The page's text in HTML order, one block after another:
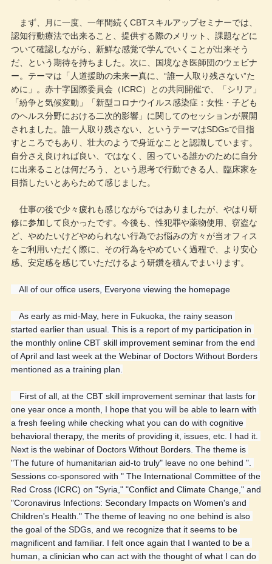
まず、月に一度、一年間続くCBTスキルアップセミナーでは、
認知行動療法で出来ること、提供する際のメリット、課題などに
ついて確認しながら、新鮮な感覚で学んでいくことが出来そう
だ、という期待を持ちました。次に、国境なき医師団のウェビナ
ー。テーマは「人道援助の未来ー真に、“誰一人取り残さない”た
めに」。赤十字国際委員会（ICRC）との共同開催で、「シリア」
「紛争と気候変動」「新型コロナウイルス感染症：女性・子ども
のヘルス分野における二次的影響」に関してのセッションが展開
されました。誰一人取り残さない、というテーマはSDGsで目指
すところでもあり、壮大のようで身近なことと認識しています。
自分さえ良ければ良い、ではなく、困っている誰かのために自分
に出来ることは何だろう、という思考で行動できる人、臨床家を
目指したいとあらためて感じました。
仕事の後で少々疲れも感じながらではありましたが、やはり研
修に参加して良かったです。今後も、性犯罪や薬物使用、窃盗な
ど、やめたいけどやめられない行為でお悩みの方々が当オフィス
をご利用いただく際に、その行為をやめていく過程で、より安心
感、安定感を感じていただけるよう研鑽を積んでまいります。
All of our office users, Everyone viewing the homepage
As early as mid-May, here in Fukuoka, the rainy season
started earlier than usual. This is a report of my participation in
the monthly online CBT skill improvement seminar from the end
of April and last week at the Webinar of Doctors Without Borders
mentioned as a training plan.
First of all, at the CBT skill improvement seminar that lasts for
one year once a month, I hope that you will be able to learn with
a fresh feeling while checking what you can do with cognitive
behavioral therapy, the merits of providing it, issues, etc. I had it.
Next is the webinar of Doctors Without Borders. The theme is
"The future of humanitarian aid-to truly" leave no one behind ".
Sessions co-sponsored with " The International Committee of the
Red Cross (ICRC) on "Syria," "Conflict and Climate Change," and
"Coronavirus Infections: Secondary Impacts on Women's and
Children's Health." The theme of leaving no one behind is also
the goal of the SDGs, and we recognize that it seems to be
magnificent and familiar. I felt once again that I wanted to be a
human, a clinician who can act with the thought of what I can do